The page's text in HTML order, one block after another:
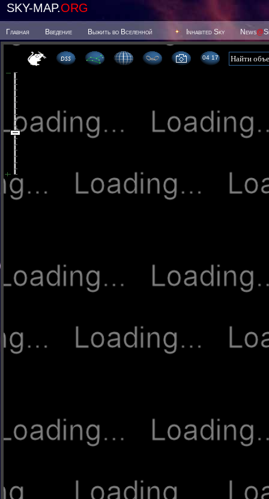
SKY-MAP.ORG
Главная Введение Выжить во Вселенной Inhabited Sky News@
04 17